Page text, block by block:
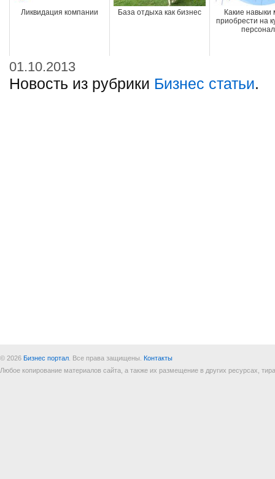
Ликвидация компании База отдыха как бизнес
Какие навыки
приобрести на
01.10.2013
Новость из рубрики Бизнес статьи.
© 2026 Бизнес портал . Все права защищены. Контакты
Любое копирование материалов сайта, а также их размещение в других ресурсах,